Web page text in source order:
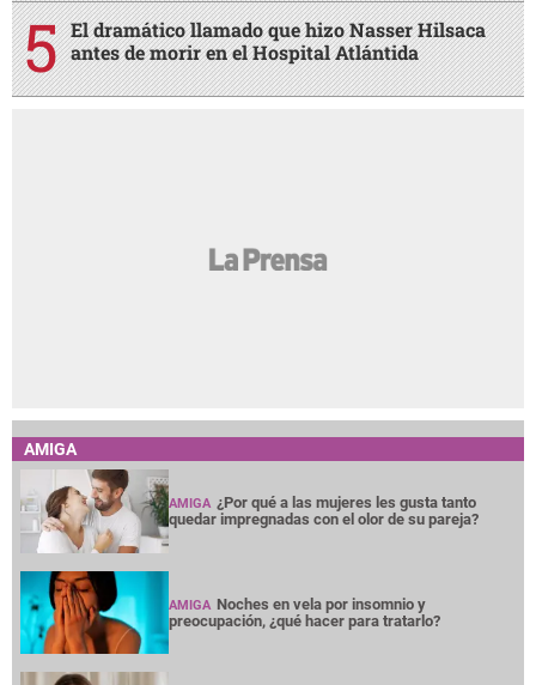
El dramático llamado que hizo Nasser Hilsaca
antes de morir en el Hospital Atlántida
AMIGA
AMIGA ¿Por qué a las mujeres les gusta tanto
quedar impregnadas con el olor de su pareja?
AMIGA Noches en vela por insomnio y
preocupación, ¿qué hacer para tratarlo?